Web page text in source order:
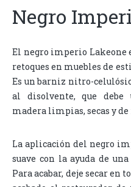
Negro
El negro imperio Lakeone
retoques en muebles de
Es un barniz nitro-
al disolvente, que debe
madera limpias, secas y
La aplicación del negro
suave con la ayuda de
Para acabar, deje secar en